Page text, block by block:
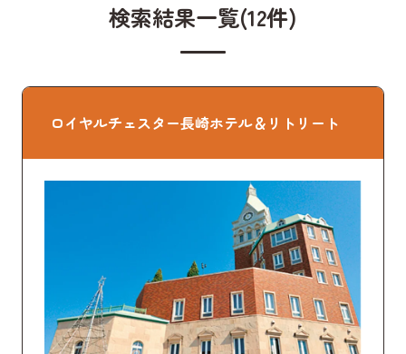
検索結果一覧(12件)
ロイヤルチェスター長崎ホテル＆リトリート